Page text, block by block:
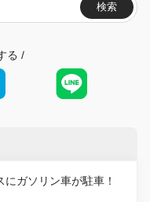
検索
る /
ガソリン車が駐車！